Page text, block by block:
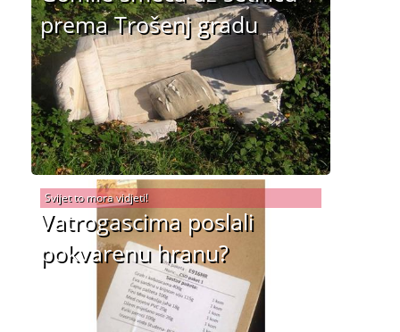
prema Trošenj gradu
Vatrogascima poslali
pokvarenu hranu?
Svijet to mora vidjeti!